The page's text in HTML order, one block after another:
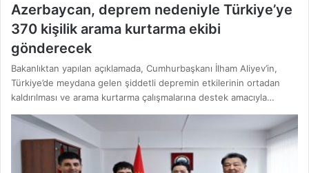
Azerbaycan, deprem nedeniyle Türkiye’ye
370 kişilik arama kurtarma ekibi
gönderecek
Bakanlıktan yapılan açıklamada, Cumhurbaşkanı İlham Aliyev’in,
Türkiye’de meydana gelen şiddetli depremin etkilerinin ortadan
kaldırılması ve arama kurtarma çalışmalarına destek amacıyla…